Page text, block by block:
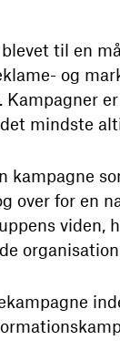
til en
og
mindste
kampagne
over for en
viden,